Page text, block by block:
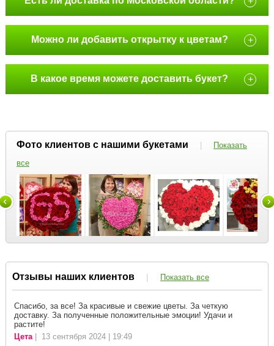
Можно ли добавить открытку к цветам? +
В какое время можете доставить букет? +
Фото клиентов с нашими букетами |
Показать
все
Отзывы наших клиентов | Показать все
Спасибо, за все! За красивые и свежие цветы. За четкую
доставку. За полученные положительные эмоции! Удачи и
растите!
Цета| 13 сентября 2024 | 19:49